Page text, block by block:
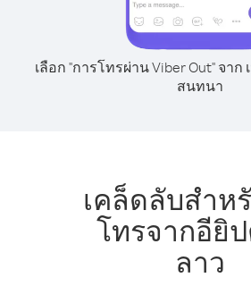
เลือก "การโทรผ่าน Viber Out" จา
สนทนา
เคล็ดลับสำห
โทรจากอียิ
ลาว